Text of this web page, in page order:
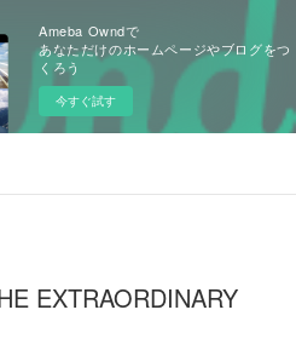
Ameba Owndで
あなただけのホームページやブログをつ
くろう
今すぐ試す
EXTRAORDINARY